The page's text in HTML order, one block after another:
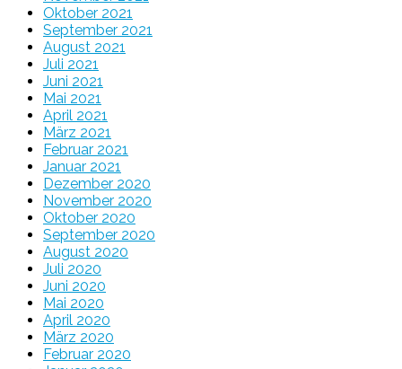
Oktober 2021
September 2021
August 2021
Juli 2021
Juni 2021
Mai 2021
April 2021
März 2021
Februar 2021
Januar 2021
Dezember 2020
November 2020
Oktober 2020
September 2020
August 2020
Juli 2020
Juni 2020
Mai 2020
April 2020
März 2020
Februar 2020